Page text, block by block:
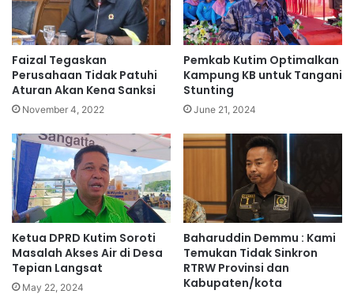
Faizal Tegaskan
Perusahaan Tidak Patuhi
Aturan Akan Kena Sanksi
November 4, 2022
Pemkab Kutim Optimalkan
Kampung KB untuk Tangani
Stunting
June 21, 2024
Ketua DPRD Kutim Soroti
Masalah Akses Air di Desa
Tepian Langsat
May 22, 2024
Baharuddin Demmu : Kami
Temukan Tidak Sinkron
RTRW Provinsi dan
Kabupaten/kota